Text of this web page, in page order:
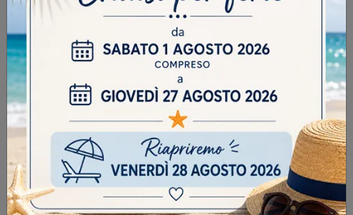
SFOGLIA I NOSTRI CATALOGHI
INVIA